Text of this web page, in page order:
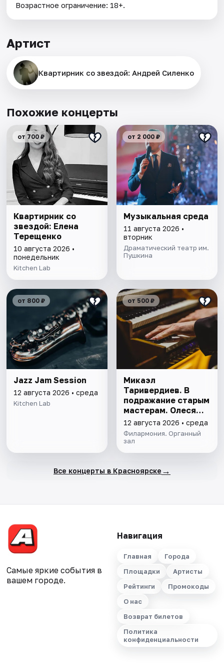
Возрастное ограничение: 18+.
Артист
Квартирник со звездой: Андрей Силенко
Похожие концерты
от 700 ₽
Квартирник со
звездой: Елена
Терещенко
10 августа 2026 •
понедельник
Kitchen Lab
от 2 000 ₽
Музыкальная среда
11 августа 2026 •
вторник
Драматический театр им.
Пушкина
от 800 ₽
Jazz Jam Session
12 августа 2026 • среда
Kitchen Lab
от 500 ₽
Микаэл
Таривердиев. В
подражание старым
мастерам. Олеся
Кравченко
12 августа 2026 • среда
Филармония. Органный
зал
Все концерты в Красноярске →
Самые яркие события в
вашем городе.
Навигация
Главная
Города
Площадки
Артисты
Рейтинги
Промокоды
О нас
Возврат билетов
Политика
конфиденциальности